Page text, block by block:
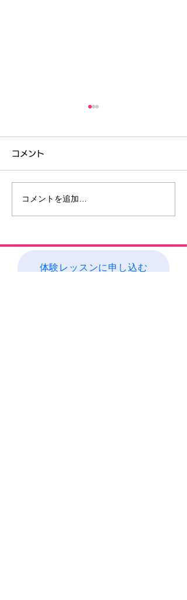
コンクール結果 /ブルグミ
ディール音楽コンクール
コメント
コメントを追加…
体験レッスンに申し込む